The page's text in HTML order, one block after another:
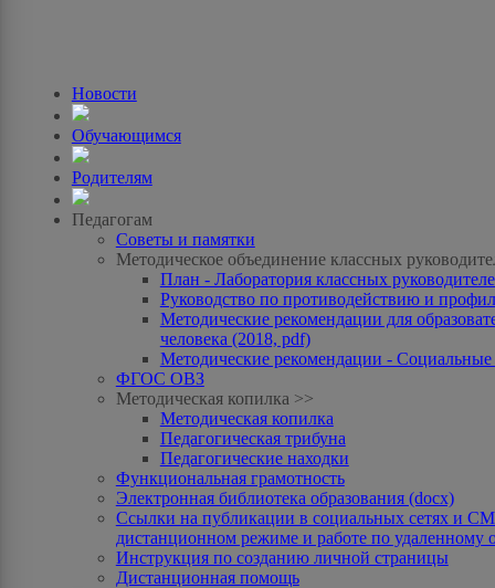
Новости
Обучающимся
Родителям
Педагогам
Советы и памятки
Методическое объединение классных
План - Лаборатория классных
Руководство по противодействию и
Методические рекомендации для
человека (2018, pdf)
Методические рекомендации -
ФГОС ОВЗ
Методическая копилка >>
Методическая копилка
Педагогическая трибуна
Педагогические находки
Функциональная грамотность
Электронная библиотека образования (docx)
Ссылки на публикации в социальных сетях и
дистанционном режиме и работе по удаленному
Инструкция по созданию личной страницы
Дистанционная помощь